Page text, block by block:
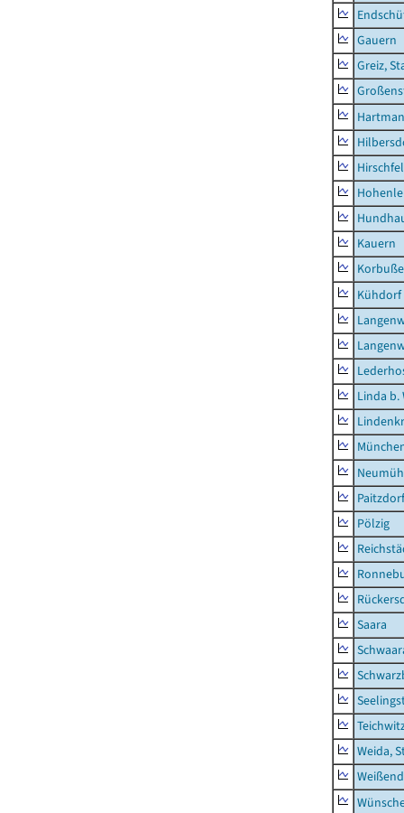
Gauern
Greiz,
Kauern
Kühdorf
Linda b.
Paitzdorf
Pölzig
Saara
Weida,